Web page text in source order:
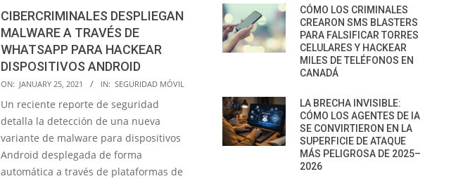
CIBERCRIMINALES DESPLIEGAN
MALWARE A TRAVÉS DE
WHATSAPP PARA HACKEAR
DISPOSITIVOS ANDROID
2021-
01-
25
ON: JANUARY 25, 2021 IN: SEGURIDAD MÓVIL
Un reciente reporte de seguridad
detalla la detección de una nueva
variante de malware para dispositivos
Android desplegada de forma
automática a través de plataformas de
CÓMO LOS CRIMINALES
CREARON SMS BLASTERS
PARA FALSIFICAR TORRES
CELULARES Y HACKEAR
MILES DE TELÉFONOS EN
CANADÁ
LA BRECHA INVISIBLE:
CÓMO LOS AGENTES DE IA
SE CONVIRTIERON EN LA
SUPERFICIE DE ATAQUE
MÁS PELIGROSA DE 2025–
2026